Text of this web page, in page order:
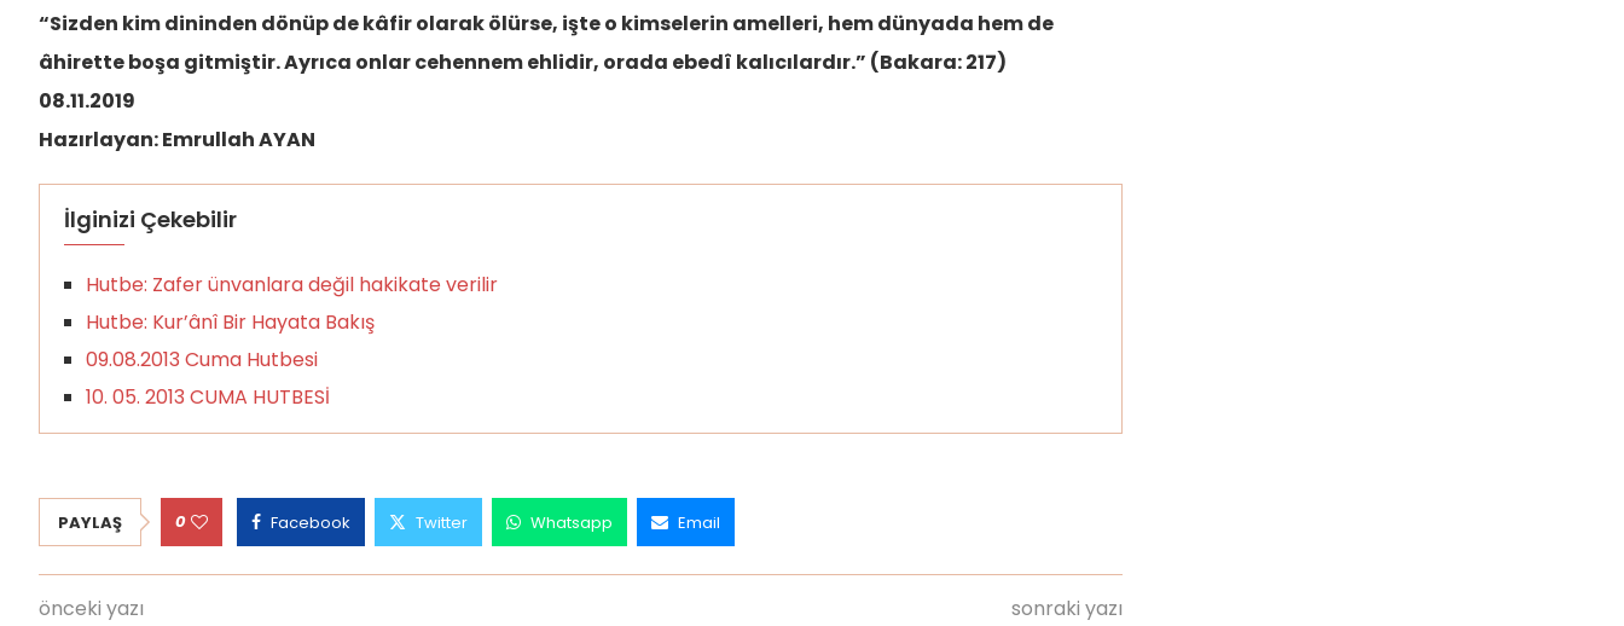
“Sizden kim dininden dönüp de kâfir olarak ölürse, işte o kimselerin amelleri, hem dünyada hem de
âhirette boşa gitmiştir. Ayrıca onlar cehennem ehlidir, orada ebedî kalıcılardır.” (Bakara: 217)
08.11.2019
Hazırlayan: Emrullah AYAN
İlginizi Çekebilir
Hutbe: Zafer ünvanlara değil hakikate verilir
Hutbe: Kur’ânî Bir Hayata Bakış
09.08.2013 Cuma Hutbesi
10. 05. 2013 CUMA HUTBESİ
PAYLAŞ 0 Facebook Twitter Whatsapp Email
önceki yazı
sonraki yazı